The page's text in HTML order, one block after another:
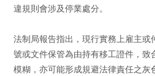
違規則會涉及停業處分。
法制局報告指出，現行實務上雇主
號或文件保管為由持有移工證件，
模糊，亦可能形成規避法律責任之灰